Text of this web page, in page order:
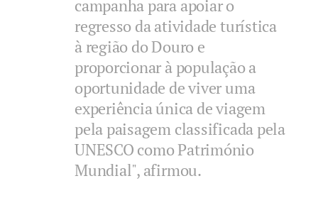
campanha para apoiar o
regresso da atividade turística
à região do Douro e
proporcionar à população a
oportunidade de viver uma
experiência única de viagem
pela paisagem classificada pela
UNESCO como Património
Mundial", afirmou.